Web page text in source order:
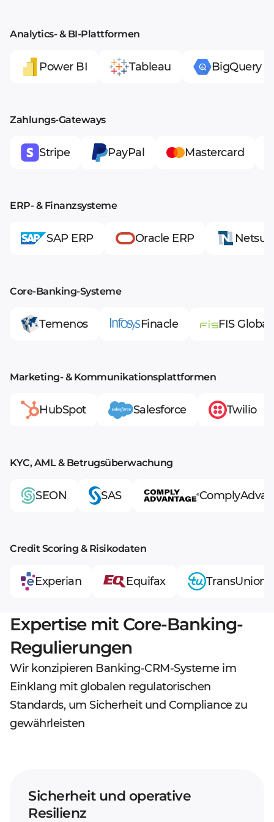
Analytics- & BI-Plattformen
Power BI Tableau BigQuery
Zahlungs-Gateways
Stripe PayPal Mastercard
ERP- & Finanzsysteme
SAP ERP Oracle ERP
Core-Banking-Systeme
Temenos Finacle FIS Global
Marketing- & Kommunikationsplattformen
HubSpot Salesforce Twilio
KYC, AML & Betrugsüberwachung
SEON SAS
Credit Scoring & Risikodaten
Experian Equifax TransUnion
Expertise mit Core-Banking-
Regulierungen
Wir konzipieren Banking-CRM-Systeme im
Einklang mit globalen regulatorischen
Standards, um Sicherheit und Compliance zu
gewährleisten
Sicherheit und operative
Resilienz